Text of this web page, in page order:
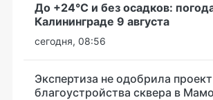
До +24°С и без осадков:
Калининграде 9 августа
сегодня, 08:56
Экспертиза не одобрила проект
благоустройства сквера в